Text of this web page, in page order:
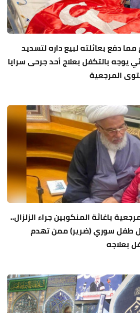
دفع بعائلته لبيع داره لتسديد
يوجه بالتكفل بعلاج أحد جرحى سرايا
المرجعية
باغاثة المنكوبين جراء الزلزال..
طفل سوري (ضرير) ممن تهدم
بعلاجه